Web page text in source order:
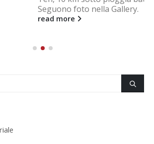
foto nella Gallery.